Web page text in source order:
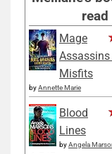
read
Mage
Assassins
Misfits
byAnnette Marie
Blood
Lines
byAngela